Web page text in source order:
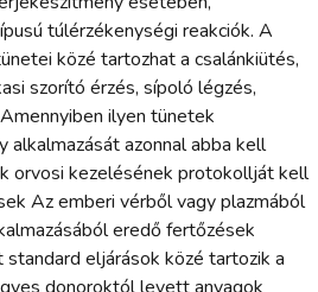
túlérzékenységi reakciók. A
közé tartozhat a csalánkiütés,
szorító érzés, sípoló légzés,
ilyen tünetek
alkalmazását azonnal abba kell
orvosi kezelésének protokollját kell
Az emberi vérből vagy plazmából
eredő fertőzések
eljárások közé tartozik a